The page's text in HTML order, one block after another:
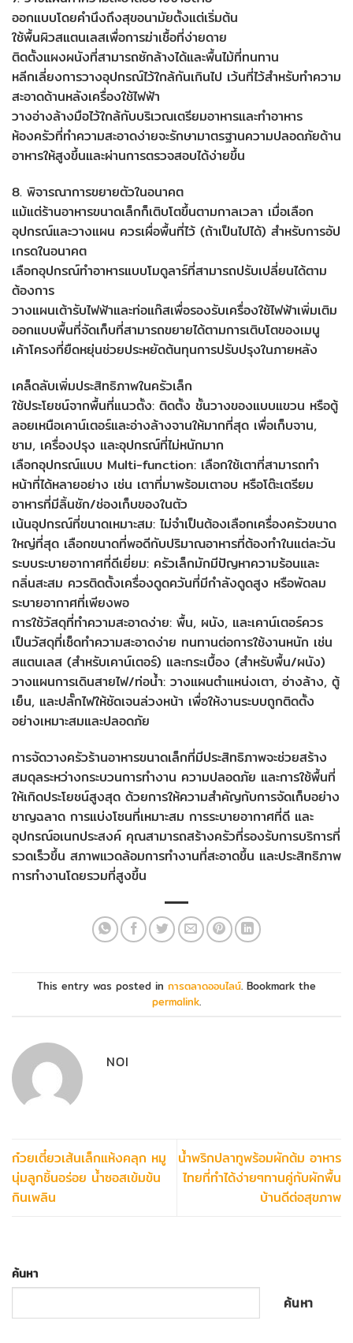
ออกแบบโดยคำนึงถึงสุขอนามัยตั้งแต่เริ่มต้น
ใช้พื้นผิวสแตนเลสเพื่อการฆ่าเชื้อที่ง่ายดาย
ติดตั้งแผงผนังที่สามารถซักล้างได้และพื้นไม้ที่ทนทาน
หลีกเลี่ยงการวางอุปกรณ์ไว้ใกล้กันเกินไป เว้นที่ไว้สำหรับทำความ
สะอาดด้านหลังเครื่องใช้ไฟฟ้า
วางอ่างล้างมือไว้ใกล้กับบริเวณเตรียมอาหารและทำอาหาร
ห้องครัวที่ทำความสะอาดง่ายจะรักษามาตรฐานความปลอดภัยด้าน
อาหารให้สูงขึ้นและผ่านการตรวจสอบได้ง่ายขึ้น
8. พิจารณาการขยายตัวในอนาคต
แม้แต่ร้านอาหารขนาดเล็กก็เติบโตขึ้นตามกาลเวลา เมื่อเลือก
อุปกรณ์และวางแผน ควรเผื่อพื้นที่ไว้ (ถ้าเป็นไปได้) สำหรับการอัป
เกรดในอนาคต
เลือกอุปกรณ์ทำอาหารแบบโมดูลาร์ที่สามารถปรับเปลี่ยนได้ตาม
ต้องการ
วางแผนเต้ารับไฟฟ้าและท่อแก๊สเพื่อรองรับเครื่องใช้ไฟฟ้าเพิ่มเติม
ออกแบบพื้นที่จัดเก็บที่สามารถขยายได้ตามการเติบโตของเมนู
เค้าโครงที่ยืดหยุ่นช่วยประหยัดต้นทุนการปรับปรุงในภายหลัง
เคล็ดลับเพิ่มประสิทธิภาพในครัวเล็ก
ใช้ประโยชน์จากพื้นที่แนวตั้ง: ติดตั้ง ชั้นวางของแบบแขวน หรือตู้
ลอยเหนือเคาน์เตอร์และอ่างล้างจานให้มากที่สุด เพื่อเก็บจาน,
ชาม, เครื่องปรุง และอุปกรณ์ที่ไม่หนักมาก
เลือกอุปกรณ์แบบ Multi-function: เลือกใช้เตาที่สามารถทำ
หน้าที่ได้หลายอย่าง เช่น เตาที่มาพร้อมเตาอบ หรือโต๊ะเตรียม
อาหารที่มีลิ้นชัก/ช่องเก็บของในตัว
เน้นอุปกรณ์ที่ขนาดเหมาะสม: ไม่จำเป็นต้องเลือกเครื่องครัวขนาด
ใหญ่ที่สุด เลือกขนาดที่พอดีกับปริมาณอาหารที่ต้องทำในแต่ละวัน
ระบบระบายอากาศที่ดีเยี่ยม: ครัวเล็กมักมีปัญหาความร้อนและ
กลิ่นสะสม ควรติดตั้งเครื่องดูดควันที่มีกำลังดูดสูง หรือพัดลม
ระบายอากาศที่เพียงพอ
การใช้วัสดุที่ทำความสะอาดง่าย: พื้น, ผนัง, และเคาน์เตอร์ควร
เป็นวัสดุที่เช็ดทำความสะอาดง่าย ทนทานต่อการใช้งานหนัก เช่น
สแตนเลส (สำหรับเคาน์เตอร์) และกระเบื้อง (สำหรับพื้น/ผนัง)
วางแผนการเดินสายไฟ/ท่อน้ำ: วางแผนตำแหน่งเตา, อ่างล้าง, ตู้
เย็น, และปลั๊กไฟให้ชัดเจนล่วงหน้า เพื่อให้งานระบบถูกติดตั้ง
อย่างเหมาะสมและปลอดภัย
การจัดวางครัวร้านอาหารขนาดเล็กที่มีประสิทธิภาพจะช่วยสร้าง
สมดุลระหว่างกระบวนการทำงาน ความปลอดภัย และการใช้พื้นที่
ให้เกิดประโยชน์สูงสุด ด้วยการให้ความสำคัญกับการจัดเก็บอย่าง
ชาญฉลาด การแบ่งโซนที่เหมาะสม การระบายอากาศที่ดี และ
อุปกรณ์อเนกประสงค์ คุณสามารถสร้างครัวที่รองรับการบริการที่
รวดเร็วขึ้น สภาพแวดล้อมการทำงานที่สะอาดขึ้น และประสิทธิภาพ
การทำงานโดยรวมที่สูงขึ้น
This entry was posted in การตลาดออนไลน์. Bookmark the
permalink.
NOI
ก๋วยเตี๋ยวเส้นเล็กแห้งคลุก หมู
นุ่มลูกชิ้นอร่อย น้ำซอสเข้มข้น
กินเพลิน
น้ำพริกปลาทูพร้อมผักต้ม อาหาร
ไทยที่ทำได้ง่ายๆทานคู่กับผักพื้น
บ้านดีต่อสุขภาพ
ค้นหา
ค้นหา